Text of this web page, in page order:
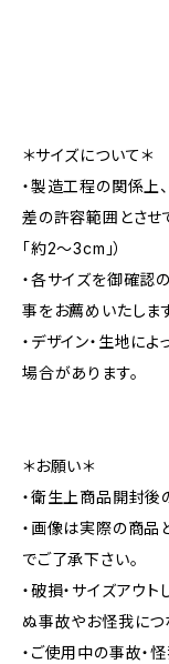
＊サイズについて＊
・製造工程の関係上
差の許容範囲とさせ
「約2～3cm」）
・各サイズを御確認
事をお薦めいたします
・デザイン・生地に
場合があります。
＊お願い＊
・衛生上商品開封後
・画像は実際の商品
でご了承下さい。
・破損・サイズアウ
ぬ事故やお怪我につ
・ご使用中の事故・